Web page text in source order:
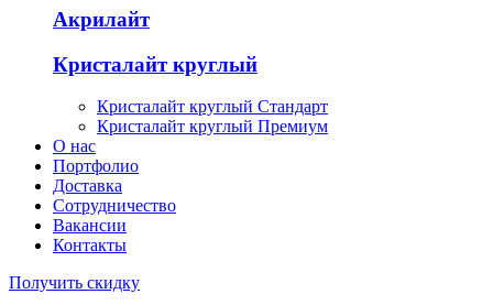
Акрилайт
Кристалайт круглый
Кристалайт круглый Стандарт
Кристалайт круглый Премиум
О нас
Портфолио
Доставка
Сотрудничество
Вакансии
Контакты
Получить скидку